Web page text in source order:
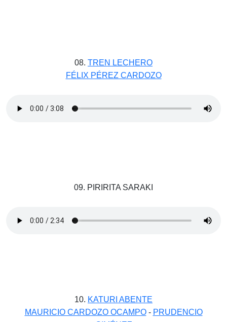
08. TREN LECHERO
FÉLIX PÉREZ CARDOZO
09. PIRIRITA SARAKI
10. KATURI ABENTE
MAURICIO CARDOZO OCAMPO- PRUDENCIO